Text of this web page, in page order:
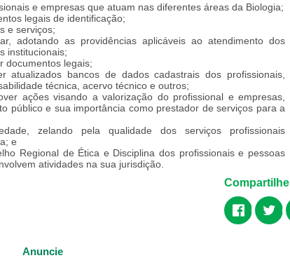
e empresas que atuam nas diferentes áreas da Biologia;
legais de identificação;
e serviços;
adotando as providências aplicáveis ao atendimento dos
institucionais;
documentos legais;
atualizados bancos de dados cadastrais dos profissionais,
técnica, acervo técnico e outros;
ações visando a valorização do profissional e empresas,
público e sua importância como prestador de serviços para a
zelando pela qualidade dos serviços profissionais
e
Regional de Ética e Disciplina dos profissionais e pessoas
atividades na sua jurisdição.
Compartilhe
Anuncie